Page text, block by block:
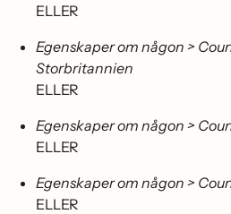
ELLER
Egenskaper om någon >
Storbritannien
ELLER
Egenskaper om någon >
ELLER
Egenskaper om någon >
ELLER